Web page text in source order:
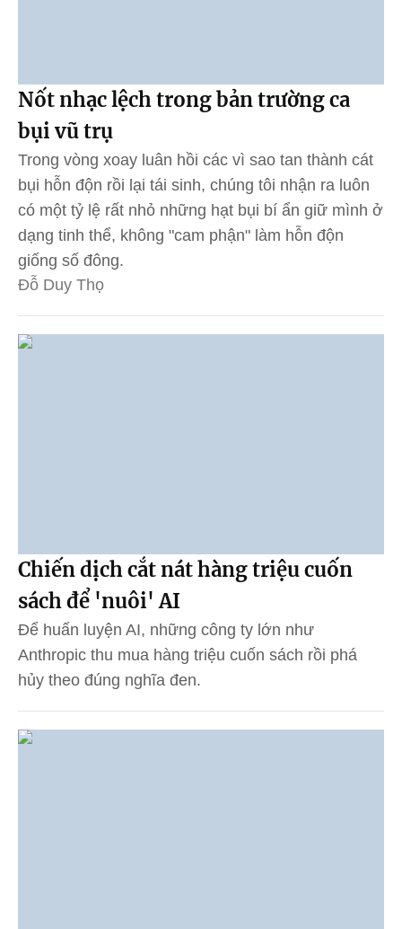
Nốt nhạc lệch trong bản trường ca
bụi vũ trụ
Trong vòng xoay luân hồi các vì sao tan thành cát
bụi hỗn độn rồi lại tái sinh, chúng tôi nhận ra luôn
có một tỷ lệ rất nhỏ những hạt bụi bí ẩn giữ mình ở
dạng tinh thể, không "cam phận" làm hỗn độn
giống số đông.
Đỗ Duy Thọ
Chiến dịch cắt nát hàng triệu cuốn
sách để 'nuôi' AI
Để huấn luyện AI, những công ty lớn như
Anthropic thu mua hàng triệu cuốn sách rồi phá
hủy theo đúng nghĩa đen.